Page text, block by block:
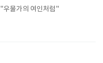
"우물가의 여인처럼"